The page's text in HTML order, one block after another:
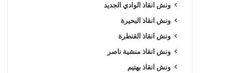
ونش انقاذ الوادي الجديد
ونش انقاذ البحيرة
ونش انقاذ القنطرة
ونش انقاذ منشية ناصر
ونش انقاذ بهتيم